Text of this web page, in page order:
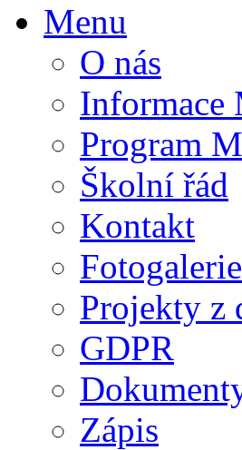
Menu
O nás
Informace
Program
Školní řád
Kontakt
Fotogalerie
Projekty z
GDPR
Zápis